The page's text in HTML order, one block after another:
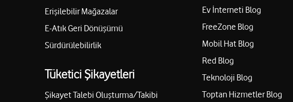
Erişilebilir Mağazalar
E-Atık Geri Dönüşümü
Sürdürülebilirlik
Tüketici Şikayetleri
Şikayet Talebi Oluşturma/Takibi
Ev İnterneti Blog
FreeZone Blog
Mobil Hat Blog
Red Blog
Teknoloji Blog
Toptan Hizmetler Blog